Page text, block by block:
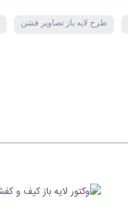
طرح لایه باز تصاویر فشن